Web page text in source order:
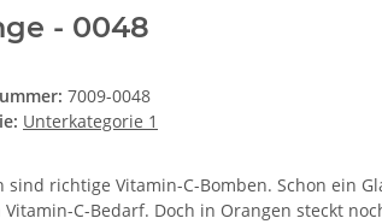
- 0048
7009-0048
Unterkategorie 1
sind richtige Vitamin-C-Bomben. Schon ein
Vitamin-C-Bedarf. Doch in Orangen steckt